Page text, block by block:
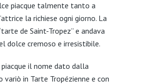
piacque talmente tanto a
la richiese ogni giorno. La
de Saint-Tropez” e andava
dolce cremoso e irresistibile.
il nome dato dalla
variò in Tarte Tropézienne e con